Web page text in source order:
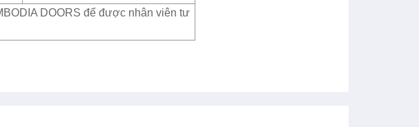
DOORS để được nhân viên tư